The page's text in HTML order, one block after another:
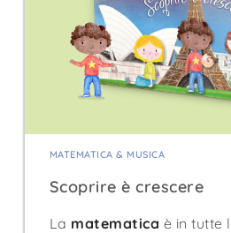
MATEMATICA & MUSICA
Scoprire è crescere
La matematica è in tutte